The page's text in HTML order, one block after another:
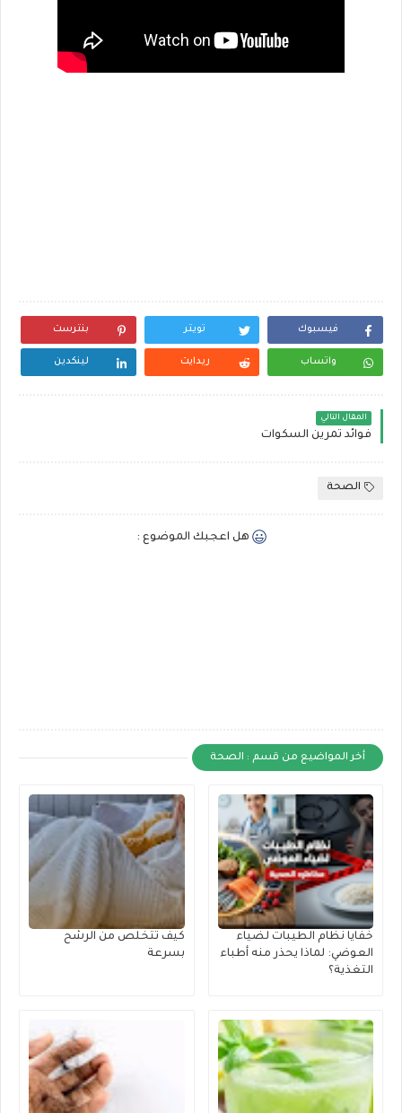
فيسبوك تويتر بنترست
واتساب ريدايت لينكدين
المقال التالي
فوائد تمرين السكوات
الصحة
هل اعجبك الموضوع :
أخر المواضيع من قسم : الصحة
خفايا نظام الطيبات لضياء
العوضي: لماذا يحذر منه أطباء
التغذية؟
كيف تتخلص من الرشح
بسرعة